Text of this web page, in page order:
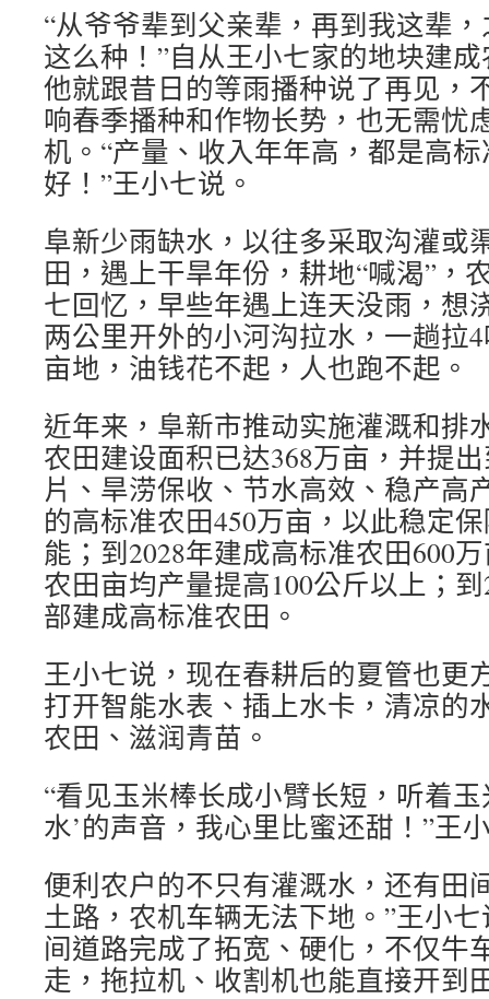
“从爷爷辈到父亲辈，再到我这辈
这么种！”自从王小七家的地块建
他就跟昔日的等雨播种说了再见，
响春季播种和作物长势，也无需忧
机。“产量、收入年年高，都是高
好！”王小七说。
阜新少雨缺水，以往多采取沟灌或
田，遇上干旱年份，耕地“喊渴”，
七回忆，早些年遇上连天没雨，想
两公里开外的小河沟拉水，一趟拉
亩地，油钱花不起，人也跑不起。
近年来，阜新市推动实施灌溉和排
农田建设面积已达368万亩，并提
片、旱涝保收、节水高效、稳产高
的高标准农田450万亩，以此稳定
能；到2028年建成高标准农田600
农田亩均产量提高100公斤以上；
部建成高标准农田。
王小七说，现在春耕后的夏管也更
打开智能水表、插上水卡，清凉的
农田、滋润青苗。
“看见玉米棒长成小臂长短，听着
水’的声音，我心里比蜜还甜！”王
便利农户的不只有灌溉水，还有田
土路，农机车辆无法下地。”王小
间道路完成了拓宽、硬化，不仅牛
走，拖拉机、收割机也能直接开到